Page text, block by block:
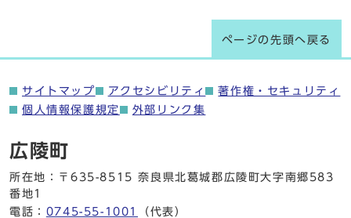
ページの先頭へ戻る
サイトマップ アクセシビリティ
著作権・セキュリティ
個人情報保護規定
外部リンク集
広陵町
所在地：〒635-8515 奈良県北葛城郡広陵町大字南郷583
番地1
電話： 0745-55-1001
（代表）